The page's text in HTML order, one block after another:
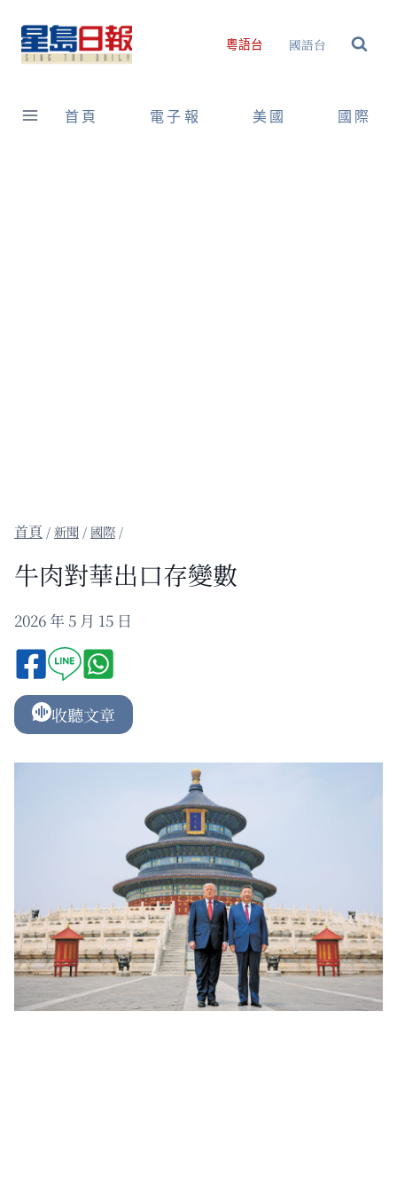
content
粵語台 國語台
首頁 電子報 美國 國際
/新聞 / 國際 /
牛肉對華出口存變數
2026 年 5 月 15 日
收聽文章